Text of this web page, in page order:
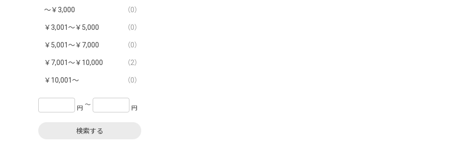
～￥3,000 （0）
￥3,001～￥5,000 （0）
￥5,001～￥7,000 （0）
￥7,001～￥10,000 （2）
￥10,001～ （0）
円 〜 円
検索する